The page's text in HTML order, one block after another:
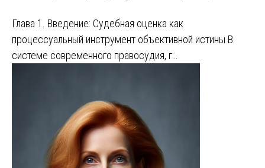
Глава 1. Введение: Судебная оценка как
процессуальный инструмент объективной истины В
системе современного правосудия, г…